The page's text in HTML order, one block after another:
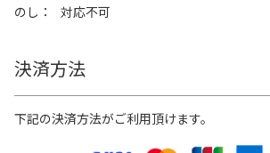
のし
対応不可
決済方法
下記の決済方法がご利用頂けます。